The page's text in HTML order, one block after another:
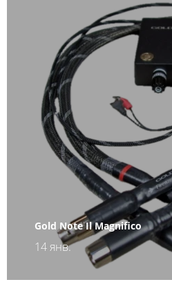
Gold Note Il Magnifico
14 янв.